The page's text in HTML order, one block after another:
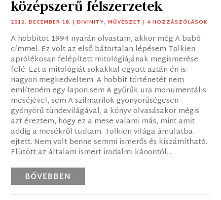
középszerű félszerzetek
2012. DECEMBER 18. |DIVINITY,MŰVÉSZET | 4 HOZZÁSZÓLÁSOK
A hobbitot 1994 nyarán olvastam, akkor még A babó
címmel. Ez volt az első bátortalan lépésem Tolkien
aprólékosan felépített mitológiájának megismerése
felé. Ezt a mitológiát sokakkal együtt aztán én is
nagyon megkedveltem. A hobbit történetét nem
említeném egy lapon sem A gyűrűk ura monumentális
meséjével, sem A szilmarilok gyönyörűségesen
gyönyörű tündevilágával, a könyv olvasásakor mégis
azt éreztem, hogy ez a mese valami más, mint amit
addig a mesékről tudtam. Tolkien világa ámulatba
ejtett. Nem volt benne semmi ismerős és kiszámítható.
Elütött az általam ismert irodalmi kánontól....
BŐVEBBEN